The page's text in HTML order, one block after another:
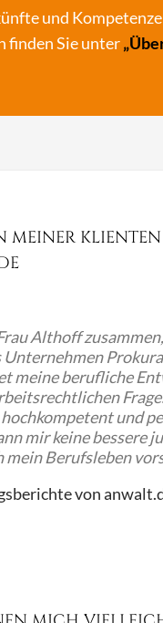
und
finden Sie unter„
MEINER KLIENTEN
Althoff
Unternehmen
meine berufliche
und
mir keine bessere
mein Berufsleben
von